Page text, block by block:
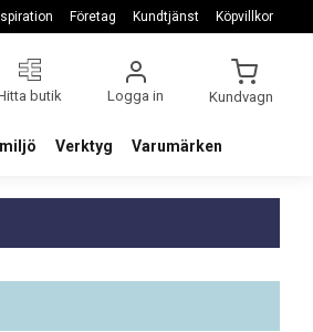
Företag Kundtjänst Köpvillkor
butik Logga in Kundvagn
Verktyg Varumärken